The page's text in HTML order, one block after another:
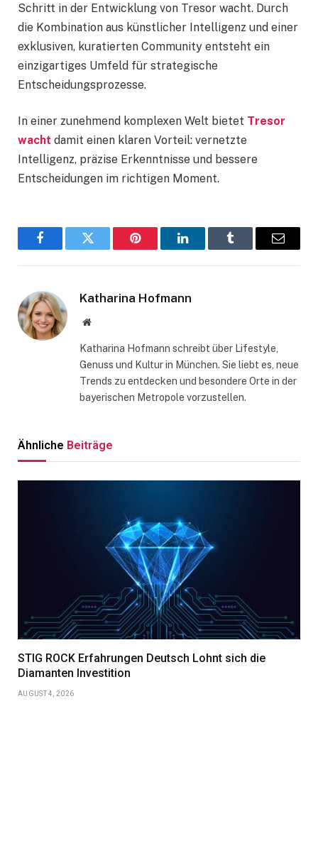
Schritt in der Entwicklung von Tresor wacht. Durch
die Kombination aus künstlicher Intelligenz und einer
exklusiven, kuratierten Community entsteht ein
einzigartiges Umfeld für strategische
Entscheidungsprozesse.
In einer zunehmend komplexen Welt bietet Tresor
wacht damit einen klaren Vorteil: vernetzte
Intelligenz, präzise Erkenntnisse und bessere
Entscheidungen im richtigen Moment.
FacebookTwitter Pinterest LinkedInTumblr Email
Katharina Hofmann
Website
Katharina Hofmann schreibt über Lifestyle,
Genuss und Kultur in München. Sie liebt es, neue
Trends zu entdecken und besondere Orte in der
bayerischen Metropole vorzustellen.
Ähnliche Beiträge
STIG ROCK Erfahrungen Deutsch Lohnt sich die
Diamanten Investition
AUGUST 4, 2026